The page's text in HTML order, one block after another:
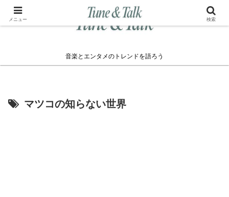
音楽とエンタメのトレンドを語ろう
マツコの知らない世界
メニュー 検索